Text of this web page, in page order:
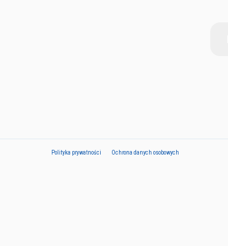
Polityka prywatności Ochrona danych osobowych